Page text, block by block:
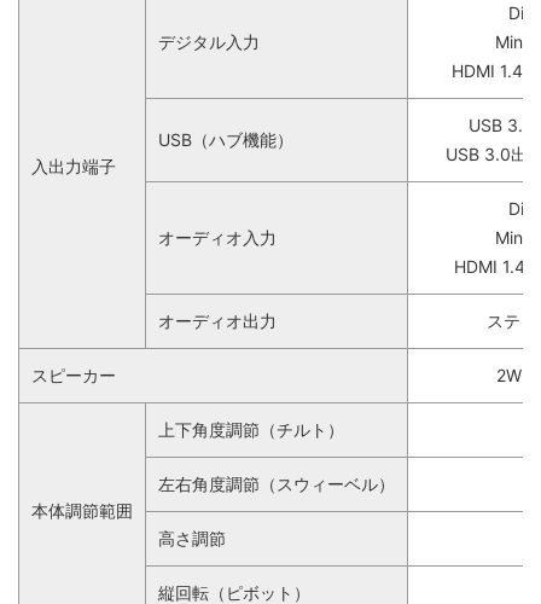
入出力端子
デジタル入力
Mini
HDMI 1.4
USB（ハブ機能）
USB 3.0
USB 3.0出
オーディオ入力
Mini
HDMI 1.4
オーディオ出力 ステ
スピーカー 2W
本体調節範囲
上下角度調節（チルト）
左右角度調節（スウィーベル）
高さ調節
縦回転（ピボット）